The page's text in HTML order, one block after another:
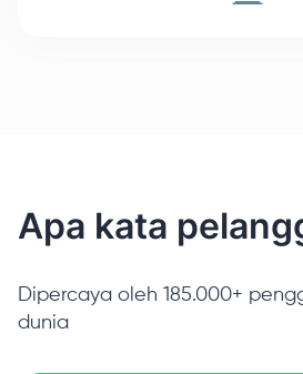
Apa kata
Dipercaya oleh 185.000+
dunia